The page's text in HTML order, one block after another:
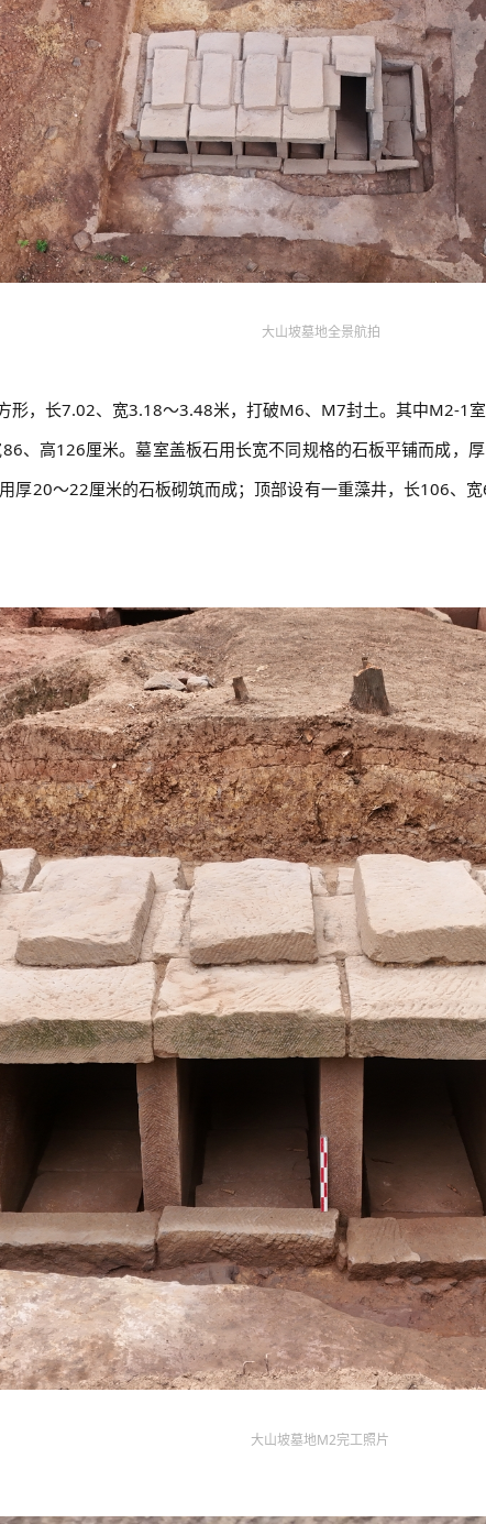
大山坡墓地全景航拍
形，长7.02、宽3.18～3.48米，打破M6、M7封土。其中M2-1
、高126厘米。墓室盖板石用长宽不同规格的石板平铺而成
厚20～22厘米的石板砌筑而成；顶部设有一重藻井，长106、
大山坡墓地M2完工照片